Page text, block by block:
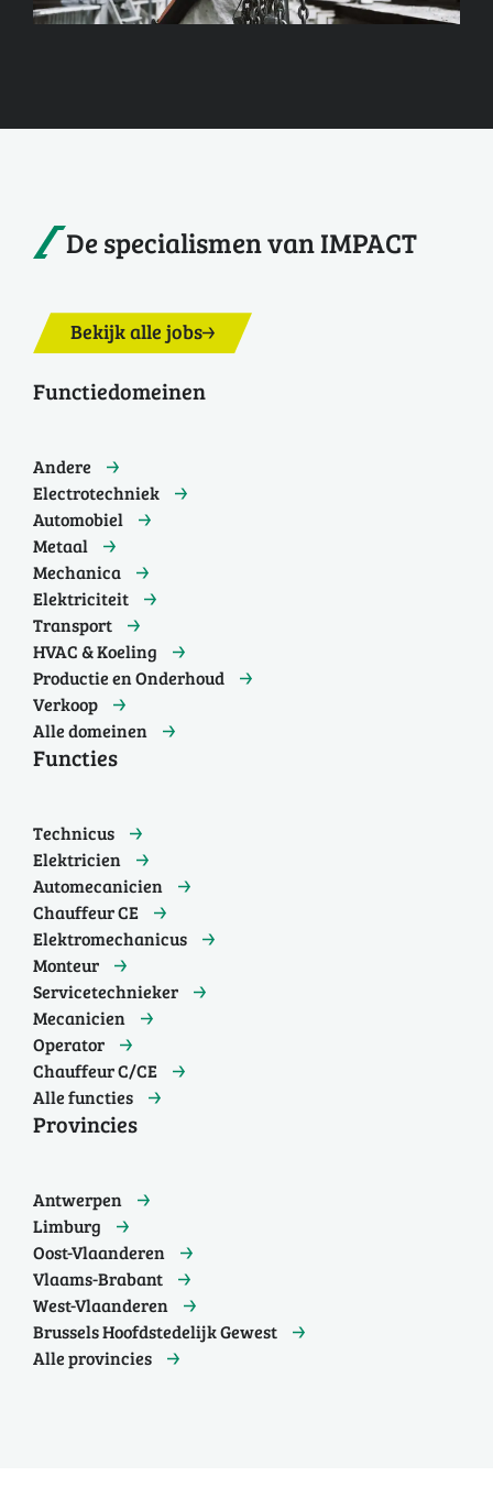
De specialismen van IMPACT
Bekijk alle jobs
Functiedomeinen
Andere
Electrotechniek
Automobiel
Metaal
Mechanica
Elektriciteit
Transport
HVAC & Koeling
Productie en Onderhoud
Verkoop
Alle domeinen
Functies
Technicus
Elektricien
Automecanicien
Chauffeur CE
Elektromechanicus
Monteur
Servicetechnieker
Mecanicien
Operator
Chauffeur C/CE
Alle functies
Provincies
Antwerpen
Limburg
Oost-Vlaanderen
Vlaams-Brabant
West-Vlaanderen
Brussels Hoofdstedelijk Gewest
Alle provincies